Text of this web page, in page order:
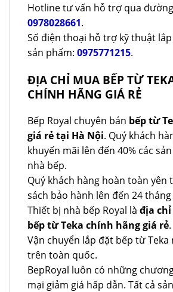
Hotline tư vấn hỗ trợ qua
0978028661.
Số điện thoại hỗ trợ kỹ thuật
sản phẩm: 0975771215.
ĐỊA CHỈ MUA BẾP TỪ
CHÍNH HÃNG GIÁ RẺ
Bếp Royal chuyên bán bếp từ
giá rẻ tại Hà Nội. Quý khách
khuyến mãi lên đến 40% các
nhà bếp.
Quý khách hàng hoàn toàn yên
sách bảo hành lên đến 24
Thiết bị nhà bếp Royal là địa
bếp từ Teka chính hãng giá rẻ.
Vận chuyển lắp đặt bếp từ
trên toàn quốc.
BepRoyal luôn có những
mại giảm giá hấp dẫn. Tất cả